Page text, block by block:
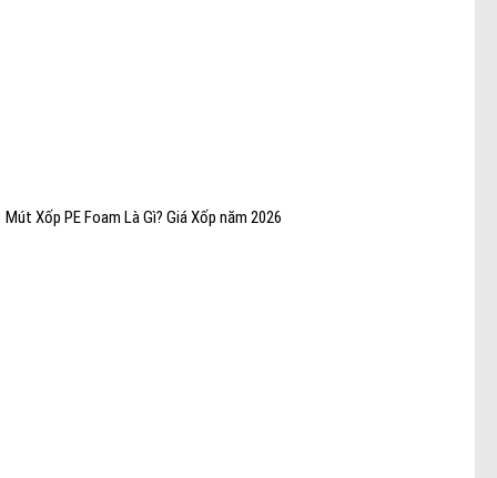
Mút Xốp PE Foam Là Gì? Giá Xốp năm 2026